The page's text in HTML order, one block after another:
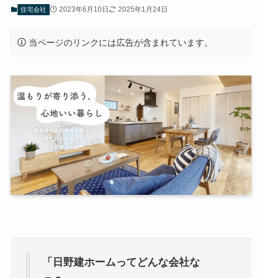
住宅会社 2023年6月10日 2025年1月24日
当ページのリンクには広告が含まれています。
「日野建ホームってどんな会社な